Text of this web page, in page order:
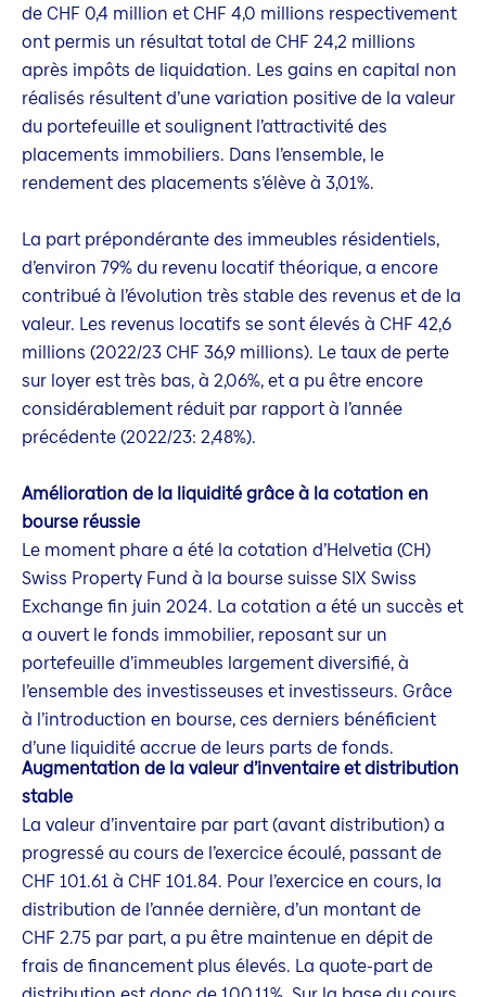
de CHF 0,4 million et CHF 4,0 millions respectivement
ont permis un résultat total de CHF 24,2 millions
après impôts de liquidation. Les gains en capital non
réalisés résultent d’une variation positive de la valeur
du portefeuille et soulignent l’attractivité des
placements immobiliers. Dans l’ensemble, le
rendement des placements s’élève à 3,01%.
La part prépondérante des immeubles résidentiels,
d’environ 79% du revenu locatif théorique, a encore
contribué à l’évolution très stable des revenus et de la
valeur. Les revenus locatifs se sont élevés à CHF 42,6
millions (2022/23 CHF 36,9 millions). Le taux de perte
sur loyer est très bas, à 2,06%, et a pu être encore
considérablement réduit par rapport à l’année
précédente (2022/23: 2,48%).
Amélioration de la liquidité grâce à la cotation en
bourse réussie
Le moment phare a été la cotation d’Helvetia (CH)
Swiss Property Fund à la bourse suisse SIX Swiss
Exchange fin juin 2024. La cotation a été un succès et
a ouvert le fonds immobilier, reposant sur un
portefeuille d’immeubles largement diversifié, à
l’ensemble des investisseuses et investisseurs. Grâce
à l’introduction en bourse, ces derniers bénéficient
d’une liquidité accrue de leurs parts de fonds.
Augmentation de la valeur d’inventaire et distribution
stable
La valeur d’inventaire par part (avant distribution) a
progressé au cours de l’exercice écoulé, passant de
CHF 101.61 à CHF 101.84. Pour l’exercice en cours, la
distribution de l’année dernière, d’un montant de
CHF 2.75 par part, a pu être maintenue en dépit de
frais de financement plus élevés. La quote-part de